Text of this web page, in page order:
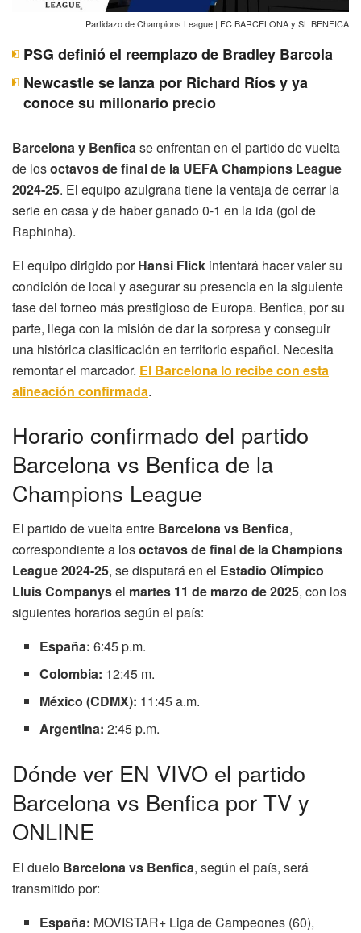
Partidazo de Champions League | FC BARCELONA y SL BENFICA
PSG definió el reemplazo de Bradley Barcola
Newcastle se lanza por Richard Ríos y ya
conoce su millonario precio
Barcelona y Benficase enfrentan en el partido de vuelta
de losoctavos de final de la UEFA Champions League
2024-25. El equipo azulgrana tiene la ventaja de cerrar la
serie en casa y de haber ganado 0-1 en la ida (gol de
Raphinha).
El equipo dirigido porHansi Flick intentará hacer valer su
condición de local y asegurar su presencia en la siguiente
fase del torneo más prestigioso de Europa. Benfica, por su
parte, llega con la misión de dar la sorpresa y conseguir
una histórica clasificación en territorio español. Necesita
remontar el marcador. El Barcelona lo recibe con esta
alineación confirmada.
Horario confirmado del partido
Barcelona vs Benfica de la
Champions League
El partido de vuelta entre Barcelona vs Benfica,
correspondiente a losoctavos de final de la Champions
League 2024-25, se disputará en el Estadio Olímpico
Lluis Companysel martes 11 de marzo de 2025, con los
siguientes horarios según el país:
España: 6:45 p.m.
Colombia: 12:45 m.
México (CDMX): 11:45 a.m.
Argentina: 2:45 p.m.
Dónde ver EN VIVO el partido
Barcelona vs Benfica por TV y
ONLINE
El duelo Barcelona vs Benfica, según el país, será
transmitido por:
España: MOVISTAR+ Liga de Campeones (60),